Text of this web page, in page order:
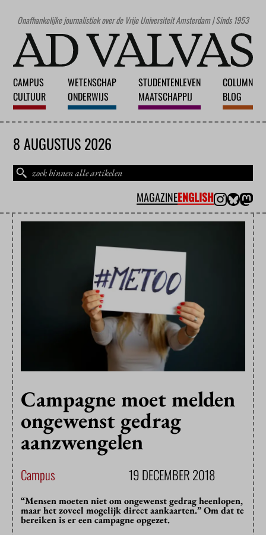
Onafhankelijke journalistiek over de Vrije Universiteit Amsterdam | Sinds 1953
CAMPUS
CULTUUR
WETENSCHAP
ONDERWIJS
STUDENTENLEVEN
MAATSCHAPPIJ
COLUMN
BLOG
8 AUGUSTUS 2026
MAGAZINEENGLISH
Campagne moet melden
ongewenst gedrag
aanzwengelen
Campus 19 DECEMBER 2018
“Mensen moeten niet om ongewenst gedrag heenlopen,
maar het zoveel mogelijk direct aankaarten.” Om dat te
bereiken is er een campagne opgezet.